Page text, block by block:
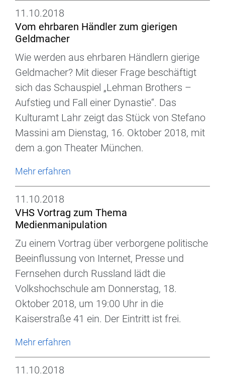
11.10.2018
Vom ehrbaren Händler zum gierigen
Geldmacher
Wie werden aus ehrbaren Händlern gierige
Geldmacher? Mit dieser Frage beschäftigt
sich das Schauspiel „Lehman Brothers –
Aufstieg und Fall einer Dynastie“. Das
Kulturamt Lahr zeigt das Stück von Stefano
Massini am Dienstag, 16. Oktober 2018, mit
dem a.gon Theater München.
Mehr erfahren
11.10.2018
VHS Vortrag zum Thema
Medienmanipulation
Zu einem Vortrag über verborgene politische
Beeinflussung von Internet, Presse und
Fernsehen durch Russland lädt die
Volkshochschule am Donnerstag, 18.
Oktober 2018, um 19:00 Uhr in die
Kaiserstraße 41 ein. Der Eintritt ist frei.
Mehr erfahren
11.10.2018